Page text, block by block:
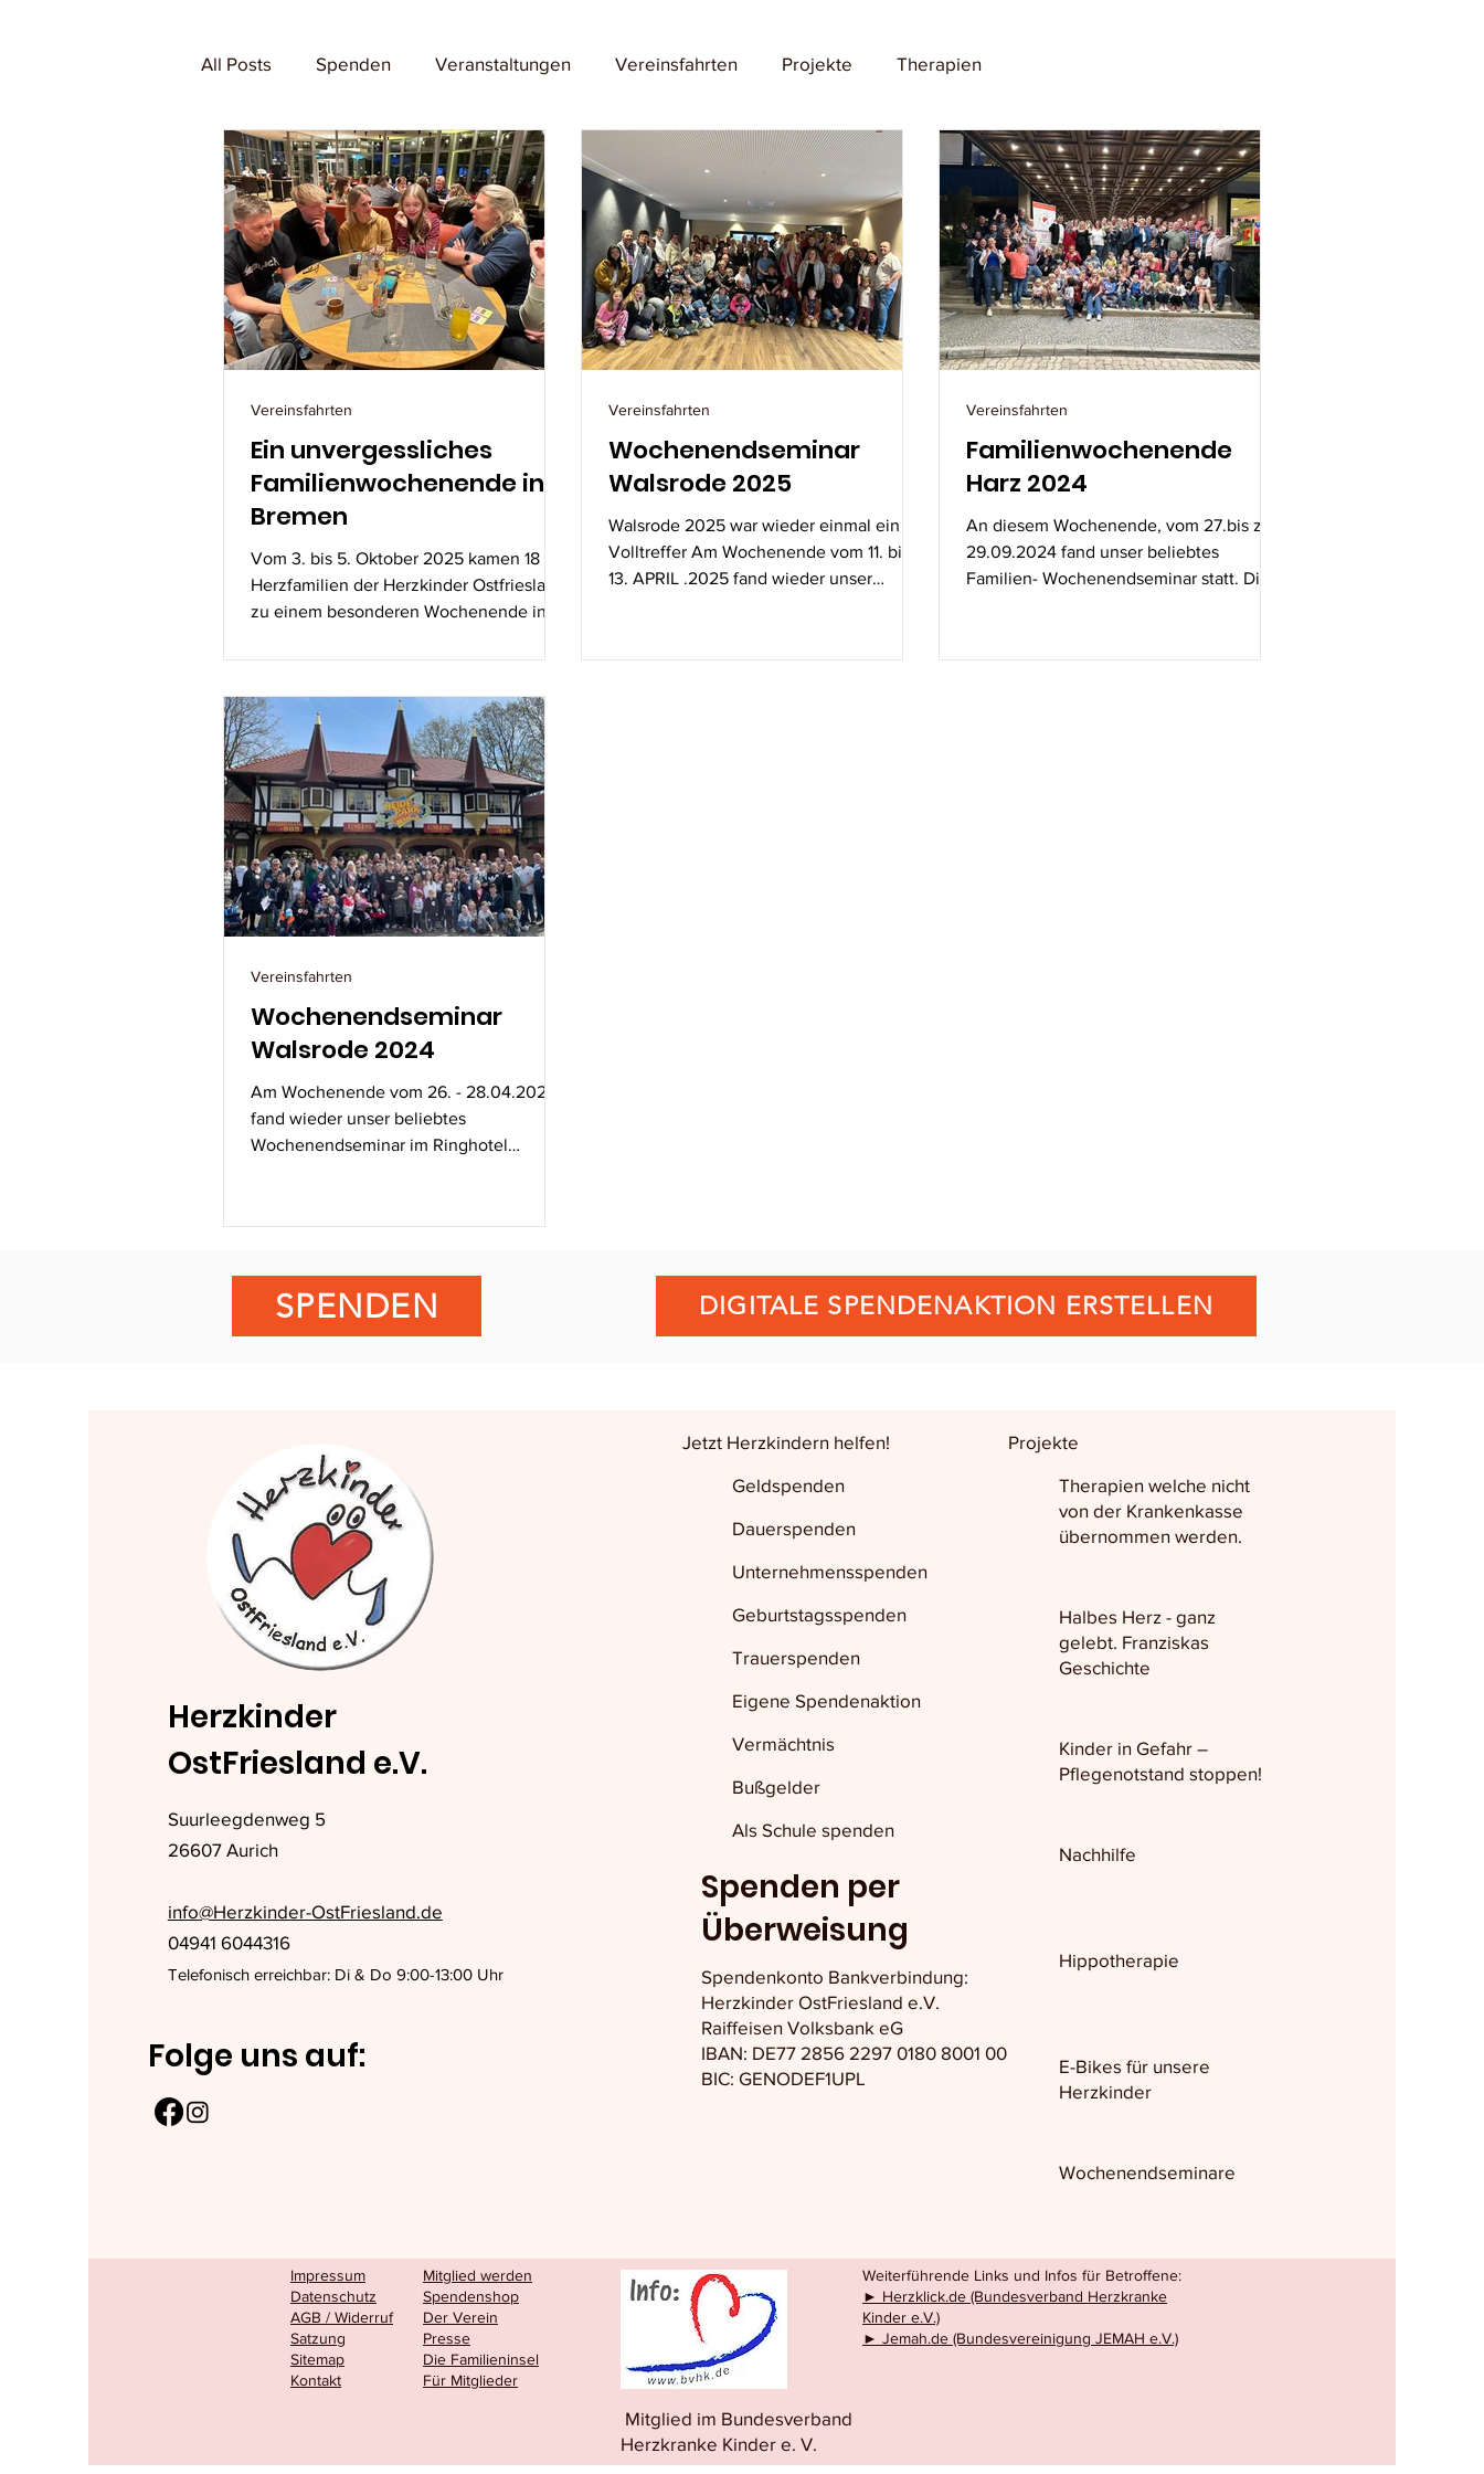
All Posts Spenden Veranstaltungen Vereinsfahrten Projekte Therapien
Ein unvergessliches
Familienwochenende in
Bremen
Vom 3. bis 5. Oktober 2025 kamen 18
Herzfamilien der Herzkinder Ostfriesland
zu einem besonderen Wochenende in
gefüllt mit gemeinsamen Erlebnissen,
Spaß für Groß und Klein. Unser Zuhause
für das Wochenende war das ATLANTIC
Hotel Universum, das uns mit seiner
herzlichen Atmosphäre willkommen
hieß. Besonders die Kinderaugen
leuchteten, als jedes Kind bei der
Ankunft mit einem Glas voller
Süßigkeiten begrüßt
Vereinsfahrten
Wochenendseminar
Walsrode 2025
Walsrode 2025 war wieder einmal ein
Volltreffer Am Wochenende vom 11. bis
13. APRIL .2025 fand wieder unser
Vereinsfahrten
Familienwochenende
Harz 2024
An diesem Wochenende, vom 27.bis zum
29.09.2024 fand unser beliebtes
Familien- Wochenendseminar statt. Die
Vereinsfahrten
Wochenendseminar
Walsrode 2024
Am Wochenende vom 26. - 28.04.2024
fand wieder unser beliebtes
Wochenendseminar im Ringhotel
Vereinsfahrten
SPENDEN DIGITALE SPENDENAKTION ERSTELLEN
Herzkinder
OstFriesland e.V.
Suurleegdenweg 5
26607 Aurich
info@Herzkinder-OstFriesland.de
04941 6044316
Telefonisch erreichbar: Di & Do 9:00-13:00 Uhr
Folge uns auf:
Jetzt Herzkindern helfen! Projekte
Geldspenden
Dauerspenden
Unternehmensspenden
Geburtstagsspenden
Trauerspenden
Eigene Spendenaktion
Vermächtnis
Bußgelder
Als Schule spenden
Spenden per
Überweisung
Spendenkonto Bankverbindung:
Herzkinder OstFriesland e.V.
Raiffeisen Volksbank eG
IBAN: DE77 2856 2297 0180 8001 00
BIC: GENODEF1UPL
Therapien welche nicht
von der Krankenkasse
übernommen werden.
Halbes Herz - ganz
gelebt. Franziskas
Geschichte
Kinder in Gefahr –
Pflegenotstand stoppen!
Nachhilfe
Hippotherapie
E-Bikes für unsere
Herzkinder
Wochenendseminare
Impressum
Datenschutz
AGB / Widerruf
Satzung
Sitemap
Kontakt
Mitglied werden
Spendenshop
Der Verein
Presse
Die Familieninsel
Für Mitglieder
Weiterführende Links und Infos für Betroffene:
► Herzklick.de (Bundesverband Herzkranke
Kinder e.V.)
► Jemah.de (Bundesvereinigung JEMAH e.V.)
Mitglied im Bundesverband
Herzkranke Kinder e. V.